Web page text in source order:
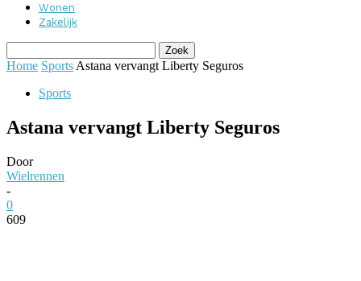
Wonen
Zakelijk
Home Sports Astana vervangt Liberty Seguros
Sports
Astana vervangt Liberty Seguros
Door
Wielrennen
-
0
609